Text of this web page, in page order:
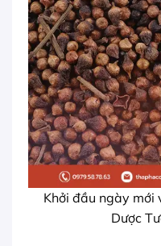
Khởi đầu ngày mới
Dược